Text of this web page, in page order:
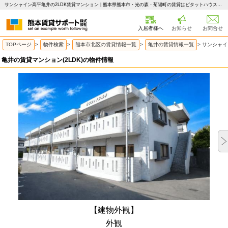
サンシャイン高平亀井の2LDK賃貸マンション | 熊本県熊本市・光の森・菊陽町の賃貸はピタットハウス 熊本賃貸サポート
入居者様へ お知らせ お問合せ
TOPページ > 物件検索 > 熊本市北区の賃貸情報一覧 > 亀井の賃貸情報一覧 > サンシャ
亀井の賃貸マンション(2LDK)の物件情報
【建物外観】
外観